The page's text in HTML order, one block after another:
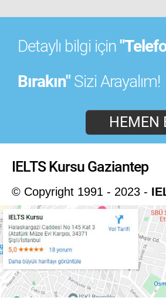
Detaylı bilgi için
Bırakın" Sizi Arayalım!
HEMEN
IELTS Kursu Gaziantep
© Copyright 1991 - 2023 -